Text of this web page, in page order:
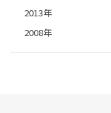
2013年
2008年